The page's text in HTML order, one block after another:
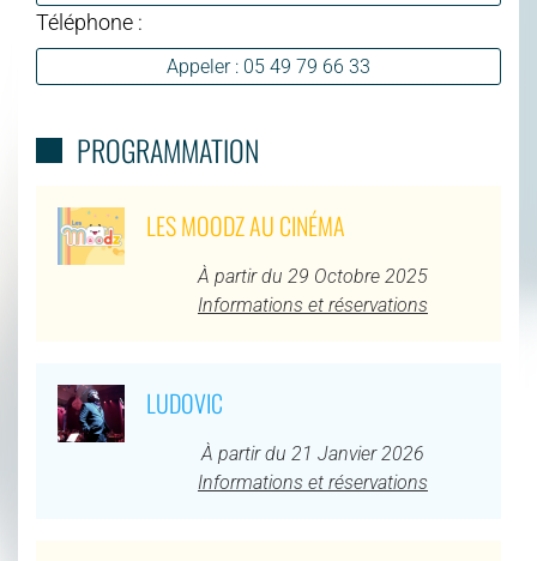
Téléphone :
Appeler : 05 49 79 66 33
PROGRAMMATION
LES MOODZ AU CINÉMA
À partir du 29 Octobre 2025
Informations et réservations
LUDOVIC
À partir du 21 Janvier 2026
Informations et réservations